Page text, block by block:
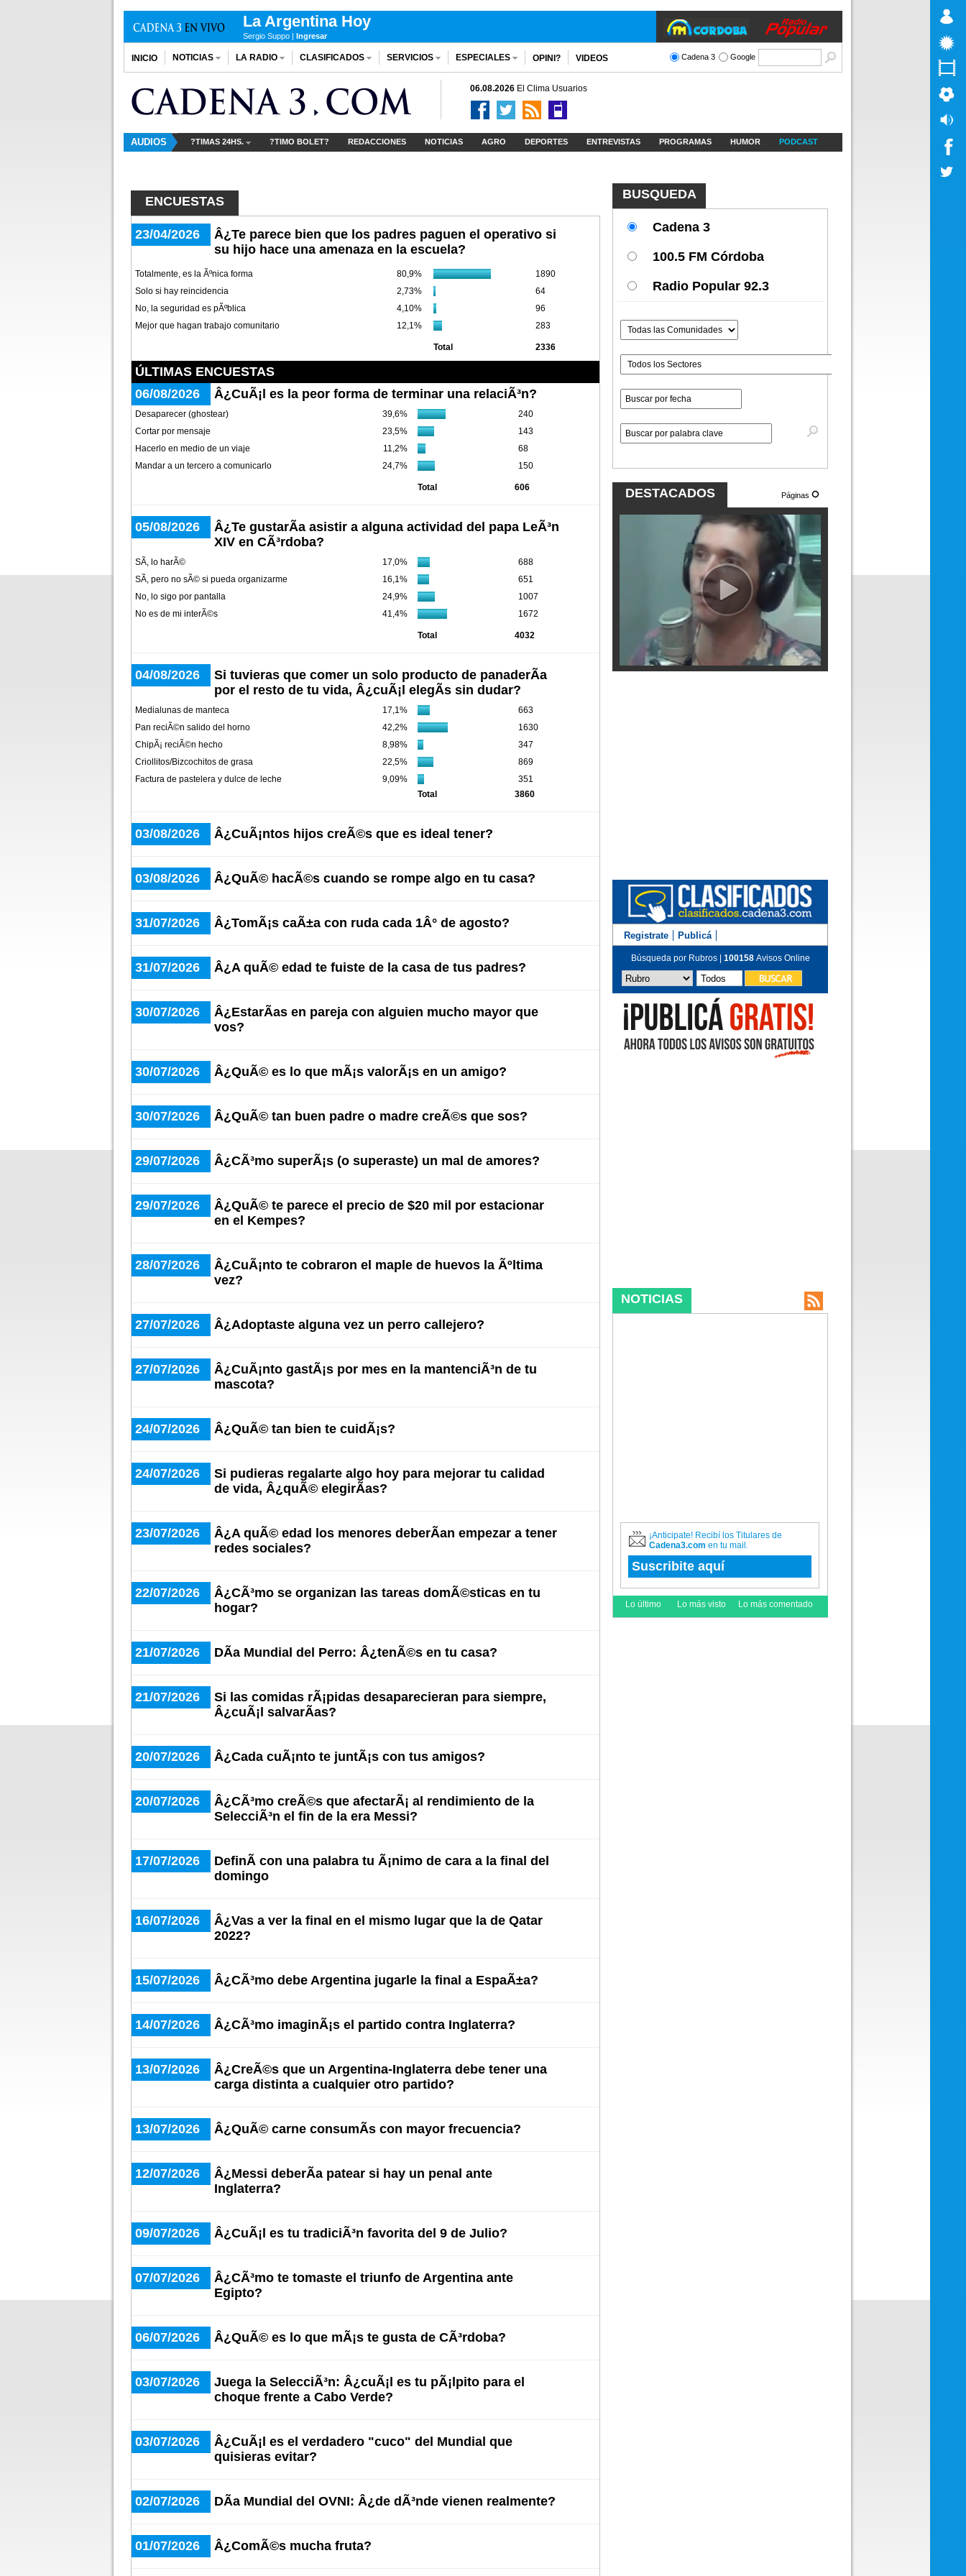
La Argentina Hoy
Sergio Suppo | Ingresar
INICIO NOTICIAS LA RADIO CLASIFICADOS SERVICIOS ESPECIALES OPINI? VIDEOS Cadena 3 Google
06.08.2026 El Clima Usuarios
AUDIOS ?TIMAS 24HS. ?TIMO BOLET? REDACCIONES NOTICIAS AGRO DEPORTES ENTREVISTAS PROGRAMAS HUMOR PODCAST
ENCUESTAS
23/04/2026
Â¿Te parece bien que los padres paguen el operativo si
su hijo hace una amenaza en la escuela?
Totalmente, es la Ãºnica forma 80,9%
1890
Solo si hay reincidencia
2,73%
64
No, la seguridad es pÃºblica
4,10%
96
Mejor que hagan trabajo comunitario
12,1% 283
Total 2336
ÚLTIMAS ENCUESTAS
06/08/2026
Â¿CuÃ¡l es la peor forma de terminar una relaciÃ³n?
Desaparecer (ghostear) 39,6%
240
Cortar por mensaje
23,5%
143
Hacerlo en medio de un viaje
11,2%
68
Mandar a un tercero a comunicarlo
24,7% 150
Total 606
05/08/2026
Â¿Te gustarÃ­a asistir a alguna actividad del papa LeÃ³n
XIV en CÃ³rdoba?
SÃ­, lo harÃ© 17,0%
688
SÃ­, pero no sÃ© si pueda organizarme
16,1%
651
No, lo sigo por pantalla
24,9%
1007
No es de mi interÃ©s
41,4% 1672
Total 4032
04/08/2026
Si tuvieras que comer un solo producto de panaderÃ­a
por el resto de tu vida, Â¿cuÃ¡l elegÃ­s sin dudar?
Medialunas de manteca 17,1%
663
Pan reciÃ©n salido del horno
42,2%
1630
ChipÃ¡ reciÃ©n hecho
8,98%
347
Criollitos/Bizcochitos de grasa
22,5%
869
Factura de pastelera y dulce de leche
9,09%
351
Total
3860
03/08/2026 Â¿CuÃ¡ntos hijos creÃ©s que es ideal tener?
03/08/2026 Â¿QuÃ© hacÃ©s cuando se rompe algo en tu casa?
31/07/2026 Â¿TomÃ¡s caÃ±a con ruda cada 1Â° de agosto?
31/07/2026 Â¿A quÃ© edad te fuiste de la casa de tus padres?
30/07/2026
Â¿EstarÃ­as en pareja con alguien mucho mayor que
vos?
30/07/2026 Â¿QuÃ© es lo que mÃ¡s valorÃ¡s en un amigo?
30/07/2026 Â¿QuÃ© tan buen padre o madre creÃ©s que sos?
29/07/2026 Â¿CÃ³mo superÃ¡s (o superaste) un mal de amores?
29/07/2026
Â¿QuÃ© te parece el precio de $20 mil por estacionar
en el Kempes?
28/07/2026
Â¿CuÃ¡nto te cobraron el maple de huevos la Ãºltima
vez?
27/07/2026 Â¿Adoptaste alguna vez un perro callejero?
27/07/2026
Â¿CuÃ¡nto gastÃ¡s por mes en la mantenciÃ³n de tu
mascota?
24/07/2026 Â¿QuÃ© tan bien te cuidÃ¡s?
24/07/2026
Si pudieras regalarte algo hoy para mejorar tu calidad
de vida, Â¿quÃ© elegirÃ­as?
23/07/2026
Â¿A quÃ© edad los menores deberÃ­an empezar a tener
redes sociales?
22/07/2026
Â¿CÃ³mo se organizan las tareas domÃ©sticas en tu
hogar?
21/07/2026 DÃ­a Mundial del Perro: Â¿tenÃ©s en tu casa?
21/07/2026
Si las comidas rÃ¡pidas desaparecieran para siempre,
Â¿cuÃ¡l salvarÃ­as?
20/07/2026 Â¿Cada cuÃ¡nto te juntÃ¡s con tus amigos?
20/07/2026
Â¿CÃ³mo creÃ©s que afectarÃ¡ al rendimiento de la
SelecciÃ³n el fin de la era Messi?
17/07/2026
DefinÃ­ con una palabra tu Ã¡nimo de cara a la final del
domingo
16/07/2026
Â¿Vas a ver la final en el mismo lugar que la de Qatar
2022?
15/07/2026 Â¿CÃ³mo debe Argentina jugarle la final a EspaÃ±a?
14/07/2026 Â¿CÃ³mo imaginÃ¡s el partido contra Inglaterra?
13/07/2026
Â¿CreÃ©s que un Argentina-Inglaterra debe tener una
carga distinta a cualquier otro partido?
13/07/2026 Â¿QuÃ© carne consumÃ­s con mayor frecuencia?
12/07/2026
Â¿Messi deberÃ­a patear si hay un penal ante
Inglaterra?
09/07/2026 Â¿CuÃ¡l es tu tradiciÃ³n favorita del 9 de Julio?
07/07/2026
Â¿CÃ³mo te tomaste el triunfo de Argentina ante
Egipto?
06/07/2026 Â¿QuÃ© es lo que mÃ¡s te gusta de CÃ³rdoba?
03/07/2026
Juega la SelecciÃ³n: Â¿cuÃ¡l es tu pÃ¡lpito para el
choque frente a Cabo Verde?
03/07/2026
Â¿CuÃ¡l es el verdadero "cuco" del Mundial que
quisieras evitar?
02/07/2026 DÃ­a Mundial del OVNI: Â¿de dÃ³nde vienen realmente?
01/07/2026 Â¿ComÃ©s mucha fruta?
BUSQUEDA
Cadena 3
100.5 FM Córdoba
Radio Popular 92.3
DESTACADOS Páginas
Diego Reinhold en los estudios de Cadena 3
Abel deleitó con sus canciones
Registrate Publicá
Búsqueda por Rubros | 100158 Avisos Online
NOTICIAS
¡Anticipate! Recibí los Titulares de
Cadena3.com en tu mail.
Suscribite aquí
Lo último Lo más visto Lo más comentado